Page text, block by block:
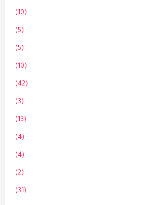
(10)
(5)
(5)
(10)
(42)
(3)
(13)
(4)
(4)
(2)
(31)